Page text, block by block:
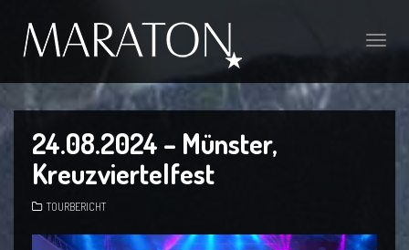
24.08.2024 – Münster,
Kreuzviertelfest
TOURBERICHT